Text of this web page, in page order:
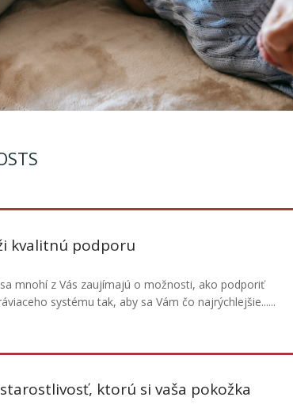
kvalitnú podporu
mnohí z Vás zaujímajú o možnosti, ako podporiť
systému tak, aby sa Vám čo najrýchlejšie......
ktorú si vaša pokožka